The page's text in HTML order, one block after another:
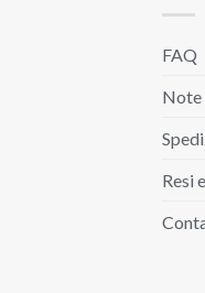
FAQ
Note
Resi